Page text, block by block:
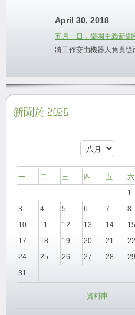
April 30, 2018
五月一日，樂園主義新聞
將工作交由機器人負責從
新聞於 2026
一 二 三 四 五 六
1
3
4 5 6 7 8
10
11 12 13 14 15
17
18 19 20 21 22
24
25 26 27 28 29
31
資料庫